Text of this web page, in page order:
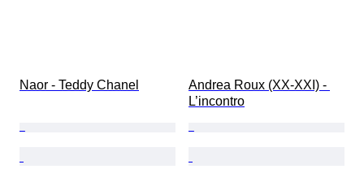
Naor - Teddy Chanel
Andrea Roux (XX-XXI) -
L’incontro